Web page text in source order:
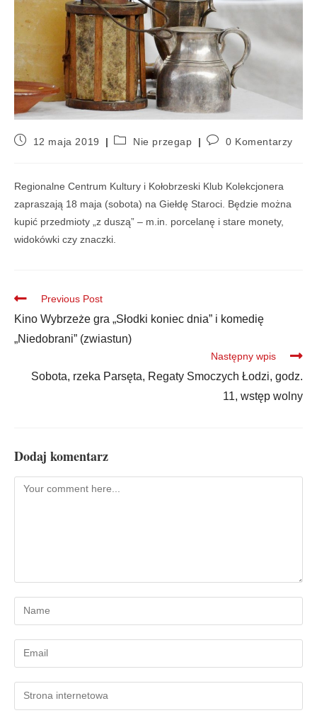
12 maja 2019 Nie przegap 0 Komentarzy
Regionalne Centrum Kultury i Kołobrzeski Klub Kolekcjonera
zapraszają 18 maja (sobota) na Giełdę Staroci. Będzie można
kupić przedmioty „z duszą” – m.in. porcelanę i stare monety,
widokówki czy znaczki.
Previous Post
Kino Wybrzeże gra „Słodki koniec dnia” i komedię
„Niedobrani” (zwiastun)
Następny wpis
Sobota, rzeka Parsęta, Regaty Smoczych Łodzi, godz.
11, wstęp wolny
Dodaj komentarz